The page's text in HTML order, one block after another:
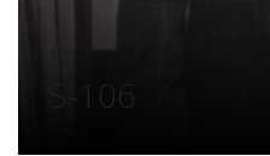
S-106